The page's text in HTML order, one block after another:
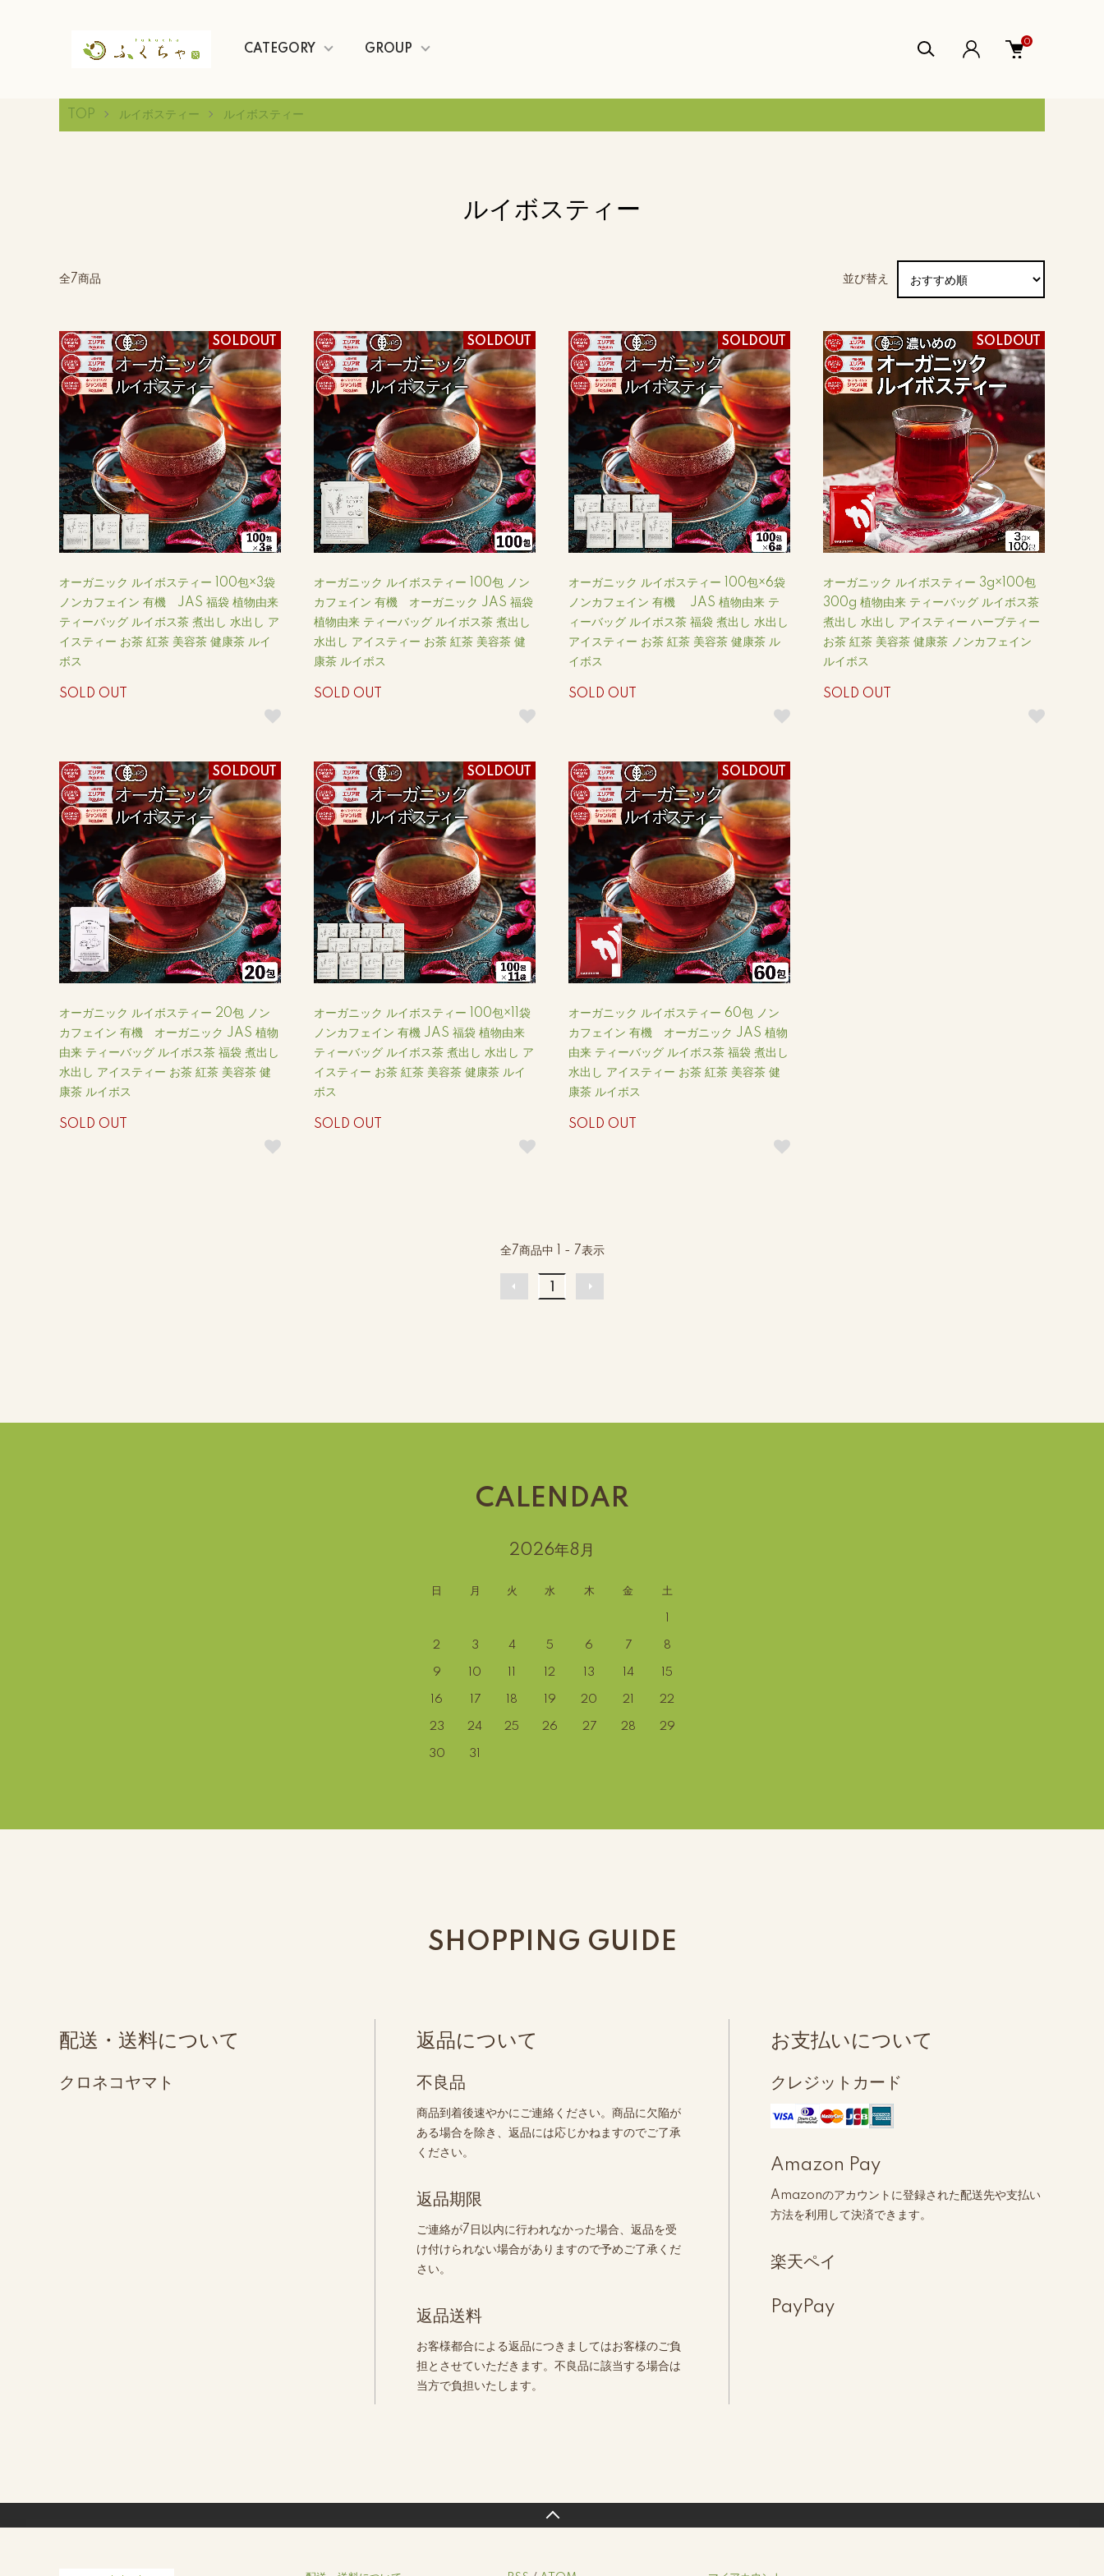
CATEGORY GROUP
0
TOP ルイボスティー ルイボスティー
ルイボスティー
全7商品 並び替え
SOLDOUT
オーガニック ルイボスティー 100包×3袋
ノンカフェイン 有機 JAS 福袋 植物由来
ティーバッグ ルイボス茶 煮出し 水出し ア
イスティー お茶 紅茶 美容茶 健康茶 ルイ
ボス
SOLD OUT
SOLDOUT
オーガニック ルイボスティー 100包 ノン
カフェイン 有機 オーガニック JAS 福袋
植物由来 ティーバッグ ルイボス茶 煮出し
水出し アイスティー お茶 紅茶 美容茶 健
康茶 ルイボス
SOLD OUT
SOLDOUT
オーガニック ルイボスティー 100包×6袋
ノンカフェイン 有機 JAS 植物由来 テ
ィーバッグ ルイボス茶 福袋 煮出し 水出し
アイスティー お茶 紅茶 美容茶 健康茶 ル
イボス
SOLD OUT
SOLDOUT
オーガニック ルイボスティー 3g×100包
300g 植物由来 ティーバッグ ルイボス茶
煮出し 水出し アイスティー ハーブティー
お茶 紅茶 美容茶 健康茶 ノンカフェイン
ルイボス
SOLD OUT
SOLDOUT
オーガニック ルイボスティー 20包 ノン
カフェイン 有機 オーガニック JAS 植物
由来 ティーバッグ ルイボス茶 福袋 煮出し
水出し アイスティー お茶 紅茶 美容茶 健
康茶 ルイボス
SOLD OUT
SOLDOUT
オーガニック ルイボスティー 100包×11袋
ノンカフェイン 有機 JAS 福袋 植物由来
ティーバッグ ルイボス茶 煮出し 水出し ア
イスティー お茶 紅茶 美容茶 健康茶 ルイ
ボス
SOLD OUT
SOLDOUT
オーガニック ルイボスティー 60包 ノン
カフェイン 有機 オーガニック JAS 植物
由来 ティーバッグ ルイボス茶 福袋 煮出し
水出し アイスティー お茶 紅茶 美容茶 健
康茶 ルイボス
SOLD OUT
全7商品中 1 - 7表示
CALENDAR
2026年8月
日 月 火 水 木 金 土
2 3 4 5 6 7 8
9 10 12 13 14 15
16 17 18 19 20 21 22
23 24 25 26 27 28 29
30 31
SHOPPING GUIDE
配送・送料について
クロネコヤマト
返品について
不良品
商品到着後速やかにご連絡ください。商品に欠陥が
ある場合を除き、返品には応じかねますのでご了承
ください。
返品期限
ご連絡が7日以内に行われなかった場合、返品を受
け付けられない場合がありますので予めご了承くだ
さい。
返品送料
お客様都合による返品につきましてはお客様のご負
担とさせていただきます。不良品に該当する場合は
当方で負担いたします。
お支払いについて
クレジットカード
Amazon Pay
Amazonのアカウントに登録された配送先や支払い
方法を利用して決済できます。
楽天ペイ
PayPay